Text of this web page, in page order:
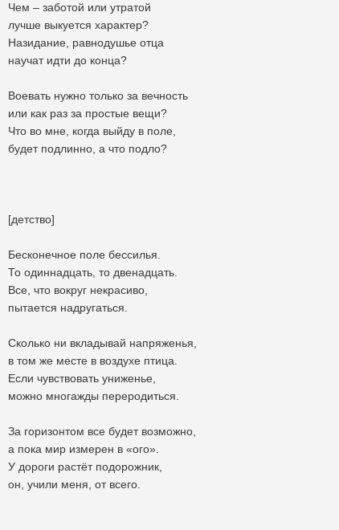
Чем – заботой или утратой
лучше выкуется характер?
Назидание, равнодушье отца
научат идти до конца?
Воевать нужно только за вечность
или как раз за простые вещи?
Что во мне, когда выйду в поле,
будет подлинно, а что подло?
[детство]
Бесконечное поле бессилья.
То одиннадцать, то двенадцать.
Все, что вокруг некрасиво,
пытается надругаться.
Сколько ни вкладывай напряженья,
в том же месте в воздухе птица.
Если чувствовать униженье,
можно многажды переродиться.
За горизонтом все будет возможно,
а пока мир измерен в «ого».
У дороги растёт подорожник,
он, учили меня, от всего.